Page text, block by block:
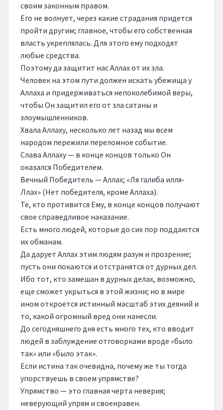
своим законным правом.
Его не волнует, через какие страдания придется
пройти другим; главное, чтобы его собственная
власть укреплялась. Для этого ему подходят
любые средства.
Поэтому да защитит нас Аллах от их зла.
Человек на этом пути должен искать убежища у
Аллаха и придерживаться непоколебимой веры,
чтобы Он защитил его от зла сатаны и
злоумышленников.
Хвала Аллаху, несколько лет назад мы всем
народом пережили переломное событие.
Слава Аллаху — в конце концов только Он
оказался Победителем.
Вечный Победитель — Аллах; «Ля галиба илля-
Ллах» (Нет победителя, кроме Аллаха).
Те, кто противится Ему, в конце концов получают
свое справедливое наказание.
Есть много людей, которые до сих пор поддаются
их обманам.
Да дарует Аллах этим людям разум и прозрение;
пусть они покаются и отстранятся от дурных дел.
Ибо тот, кто замешан в дурных делах, возможно,
еще сможет укрыться в этой жизни; но в мире
ином откроется истинный масштаб этих деяний и
то, какой огромный вред они нанесли.
До сегодняшнего дня есть много тех, кто вводит
людей в заблуждение отговорками вроде «было
так» или «было этак».
Если истина так очевидна, почему же ты тогда
упорствуешь в своем упрямстве?
Упрямство — это главная черта неверия;
неверующий упрям и своенравен.